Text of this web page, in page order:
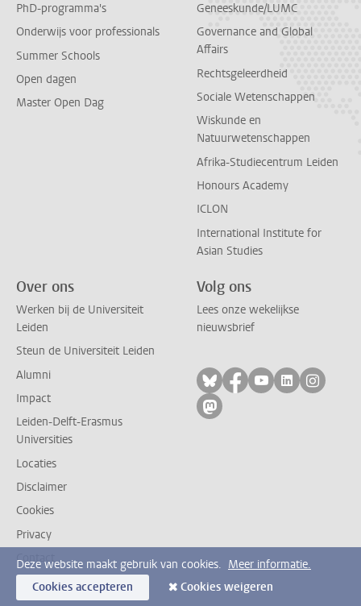
PhD-programma's
Onderwijs voor professionals
Summer Schools
Open dagen
Master Open Dag
Geneeskunde/LUMC
Governance and Global
Affairs
Rechtsgeleerdheid
Sociale Wetenschappen
Wiskunde en
Natuurwetenschappen
Afrika-Studiecentrum Leiden
Honours Academy
ICLON
International Institute for
Asian Studies
Over ons
Werken bij de Universiteit
Leiden
Steun de Universiteit Leiden
Alumni
Impact
Leiden-Delft-Erasmus
Universities
Locaties
Disclaimer
Cookies
Privacy
Contact
Volg ons
Lees onze wekelijkse
nieuwsbrief
Volg ons op bluesky
Volg ons op
Volg ons op
Volg ons
Volg
Volg ons op mastodon
Deze website maakt gebruik van cookies. Meer informatie.
Cookies accepteren
Cookies weigeren